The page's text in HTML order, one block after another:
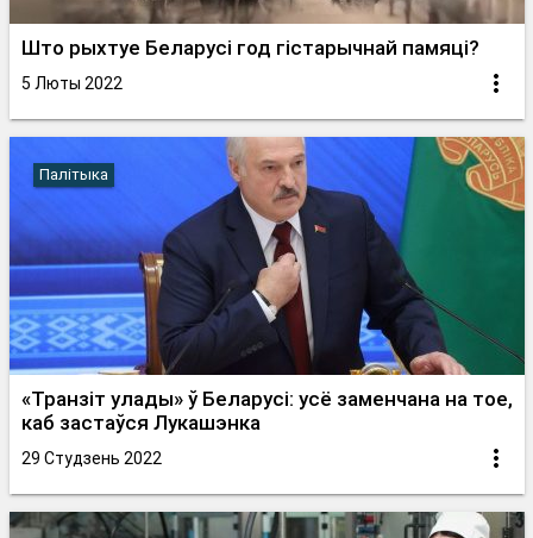
Што рыхтуе Беларусі год гістарычнай памяці?
5 Люты 2022
Палітыка
«Транзіт улады» ў Беларусі: усё заменчана на тое,
каб застаўся Лукашэнка
29 Студзень 2022